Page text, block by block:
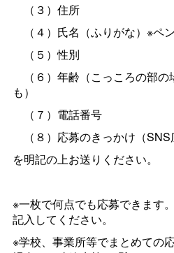
（３）住所
（４）氏名（ふりがな）※ペ
（５）性別
（６）年齢（こっころの部の
も）
（７）電話番号
（８）応募のきっかけ（SNS
を明記の上お送りください。
※一枚で何点でも応募できます
記入してください。
※学校、事業所等でまとめての